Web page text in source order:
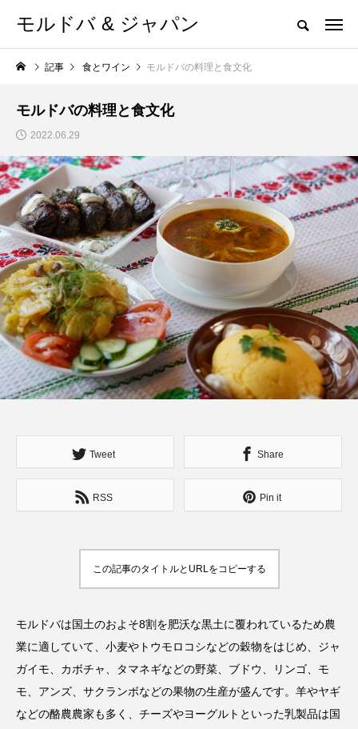
モルドバ & ジャパン
記事 食とワイン モルドバの料理と食文化
モルドバの料理と食文化
2022.06.29
Tweet Share
RSS Pin it
この記事のタイトルとURLをコピーする
モルドバは国土のおよそ8割を肥沃な黒土に覆われているため農
業に適していて、小麦やトウモロコシなどの穀物をはじめ、ジャ
ガイモ、カボチャ、タマネギなどの野菜、ブドウ、リンゴ、モ
モ、アンズ、サクランボなどの果物の生産が盛んです。羊やヤギ
などの酪農農家も多く、チーズやヨーグルトといった乳製品は国